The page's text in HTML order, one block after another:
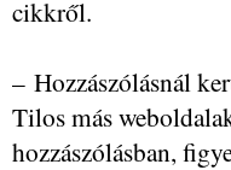
cikkről.
– Hozzászólásnál
Tilos más
hozzászólásban,